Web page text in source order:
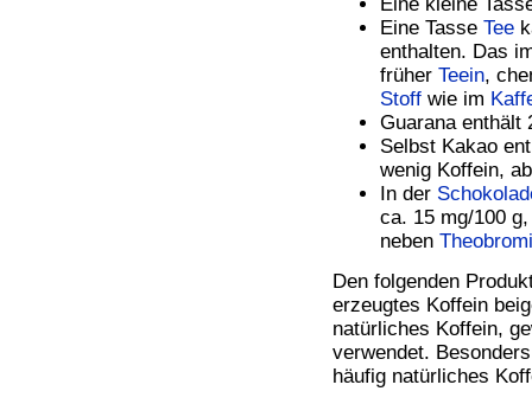
Eine Tasse Tee
enthalten. Das
früher Teein,
Stoff wie im
Guarana enthält
Selbst Kakao
wenig Koffein,
In der
ca. 15 mg/100
neben
Den folgenden
erzeugtes Koffein
natürliches Koffein,
verwendet.
häufig natürliches